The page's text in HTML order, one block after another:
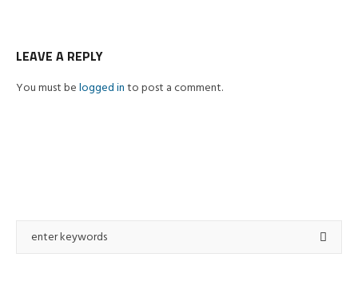
LEAVE A REPLY
You must belogged into post a comment.